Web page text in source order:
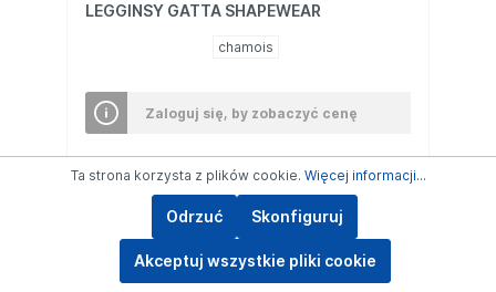
LEGGINSY GATTA SHAPEWEAR
chamois
Zaloguj się, by zobaczyć cenę
Szczegóły
Ta strona korzysta z plików cookie. Więcej informacji...
Odrzuć Skonfiguruj
Akceptuj wszystkie pliki cookie